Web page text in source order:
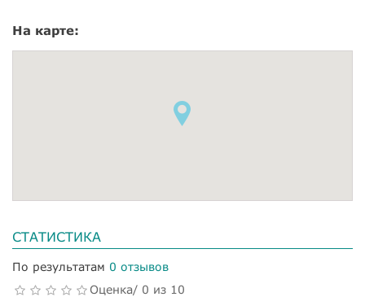
На карте:
СТАТИСТИКА
По результатам 0 отзывов
Оценка/ 0 из 10